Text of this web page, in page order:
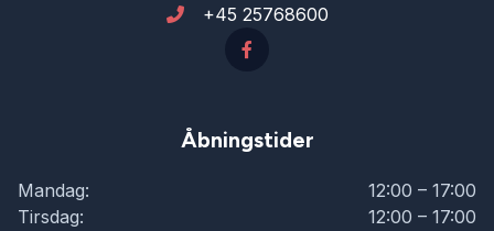
+45 25768600
Åbningstider
Mandag:
12:00 – 17:00
Tirsdag:
12:00 – 17:00